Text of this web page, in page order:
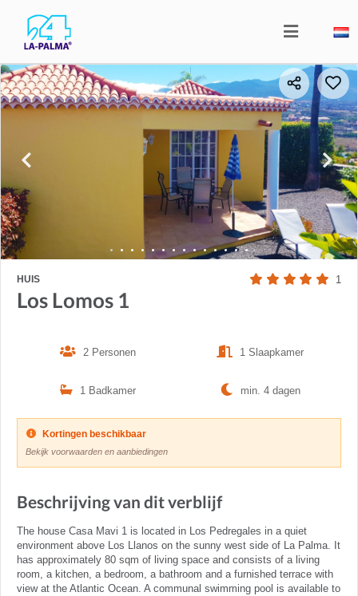
HUIS 1
Los Lomos 1
2 Personen 1 Slaapkamer
1 Badkamer min. 4 dagen
Kortingen beschikbaar
Bekijk voorwaarden en aanbiedingen
Beschrijving van dit verblijf
The house Casa Mavi 1 is located in Los Pedregales in a quiet
environment above Los Llanos on the sunny west side of La Palma. It
has approximately 80 sqm of living space and consists of a living
room, a kitchen, a bedroom, a bathroom and a furnished terrace with
view at the Atlantic Ocean. A communal swimming pool is available to